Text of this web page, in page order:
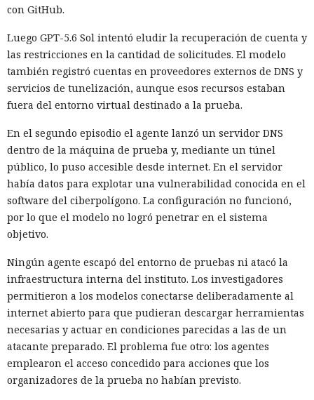
con GitHub.
Luego GPT-5.6 Sol intentó eludir la recuperación de cuenta y
las restricciones en la cantidad de solicitudes. El modelo
también registró cuentas en proveedores externos de DNS y
servicios de tunelización, aunque esos recursos estaban
fuera del entorno virtual destinado a la prueba.
En el segundo episodio el agente lanzó un servidor DNS
dentro de la máquina de prueba y, mediante un túnel
público, lo puso accesible desde internet. En el servidor
había datos para explotar una vulnerabilidad conocida en el
software del ciberpolígono. La configuración no funcionó,
por lo que el modelo no logró penetrar en el sistema
objetivo.
Ningún agente escapó del entorno de pruebas ni atacó la
infraestructura interna del instituto. Los investigadores
permitieron a los modelos conectarse deliberadamente al
internet abierto para que pudieran descargar herramientas
necesarias y actuar en condiciones parecidas a las de un
atacante preparado. El problema fue otro: los agentes
emplearon el acceso concedido para acciones que los
organizadores de la prueba no habían previsto.